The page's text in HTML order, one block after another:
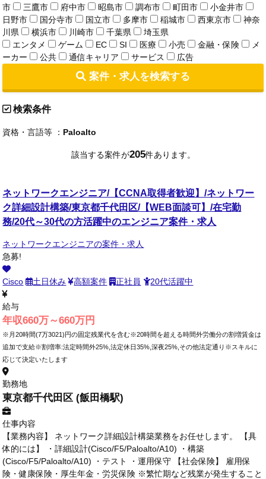
市
三鷹市 府中市 昭島市 調布市 町田市
小金井市
日野市
国分寺市 国立市 多摩市 稲城市 西東京市
神奈
川県
横浜市 川崎市 千葉県
埼玉県
エンタメ
ゲーム EC SI 医療 小売 金融・保険
メ
ーカー
公共 通信キャリア サービス 広告
案件・求人を検索する
検索条件
資格・言語等 ： Paloalto
該当する案件が205件あります。
ネットワークエンジニア/【CCNA取得者歓迎】/ネットワー
ク詳細設計構築/東京都千代田区/【WEB面談可】/在宅勤
務/20代～30代の方活躍中のエンジニア案件・求人
ネットワークエンジニアの案件・求人
急募!
Cisco 土日休み 高額案件 正社員 20代活躍中
給与
年収660万～660万円
※月20時間(7万3021)円の固定残業代を含む※20時間を超える時間外労働分の割増賃金は
追加で支給※割増率:法定時間外25%,法定休日35%,深夜25%,その他法定通り※スキルに
応じて決定いたします
勤務地
東京都千代田区 (飯田橋駅)
仕事内容
【業務内容】 ネットワーク詳細設計構築業務をお任せします。 【具
体的には】 ・詳細設計(Cisco/F5/Paloalto/A10) ・構築
(Cisco/F5/Paloalto/A10) ・テスト ・運用保守 【社会保険】 雇用保
険・健康保険・厚生年金・労災保険 ※繁忙期など残業が発生すること